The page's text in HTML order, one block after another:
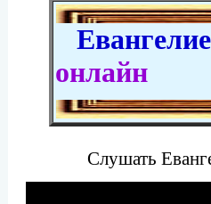
онлайн
Слушать